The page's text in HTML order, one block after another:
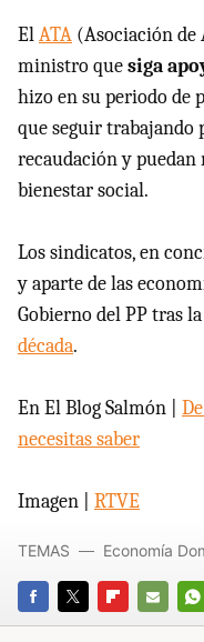
ElATA (Asociación
ministro quesiga
hizo en su periodo de
que seguir trabajando
recaudación y puedan
bienestar social.
Los sindicatos, en
y aparte de las
Gobierno del PP tras la
década.
En El Blog Salmón |
necesitas saber
Imagen | RTVE
FACEBOOK
TWITTERFLIPBOARD
E-
TEMAS Economía